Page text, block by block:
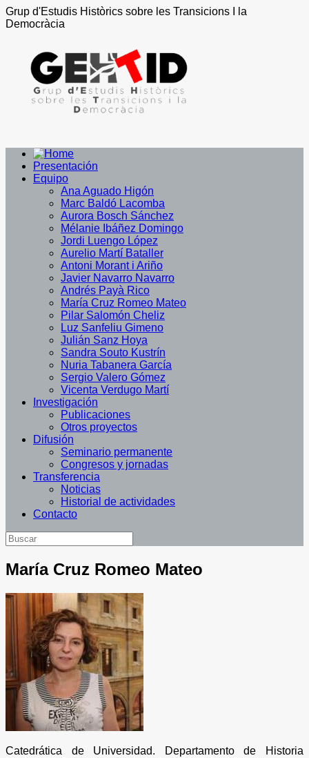
Grup d'Estudis Històrics sobre les Transicions I la
Democràcia
Presentación
Equipo
Ana Aguado Higón
Marc Baldó Lacomba
Aurora Bosch Sánchez
Mélanie Ibáñez Domingo
Jordi Luengo López
Aurelio Martí Bataller
Antoni Morant i Ariño
Javier Navarro Navarro
Andrés Payà Rico
María Cruz Romeo Mateo
Pilar Salomón Cheliz
Luz Sanfeliu Gimeno
Julián Sanz Hoya
Sandra Souto Kustrín
Nuria Tabanera García
Sergio Valero Gómez
Vicenta Verdugo Martí
Investigación
Publicaciones
Otros proyectos
Difusión
Seminario permanente
Congresos y jornadas
Transferencia
Noticias
Historial de actividades
Contacto
María Cruz Romeo Mateo
Catedrática de Universidad. Departamento de Historia